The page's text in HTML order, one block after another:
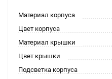
Материал корпуса
Цвет корпуса
Материал крышки
Цвет крышки
Подсветка корпуса